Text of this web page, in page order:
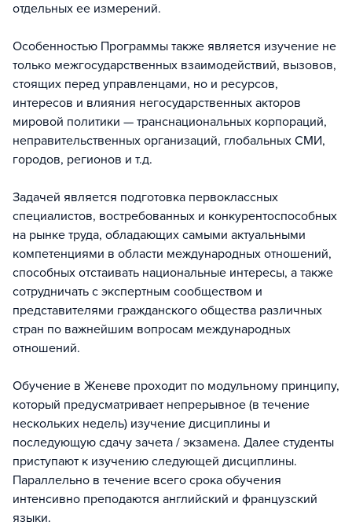
отдельных ее измерений.
Особенностью Программы также является изучение не
только межгосударственных взаимодействий, вызовов,
стоящих перед управленцами, но и ресурсов,
интересов и влияния негосударственных акторов
мировой политики — транснациональных корпораций,
неправительственных организаций, глобальных СМИ,
городов, регионов и т.д.
Задачей является подготовка первоклассных
специалистов, востребованных и конкурентоспособных
на рынке труда, обладающих самыми актуальными
компетенциями в области международных отношений,
способных отстаивать национальные интересы, а также
сотрудничать с экспертным сообществом и
представителями гражданского общества различных
стран по важнейшим вопросам международных
отношений.
Обучение в Женеве проходит по модульному принципу,
который предусматривает непрерывное (в течение
нескольких недель) изучение дисциплины и
последующую сдачу зачета / экзамена. Далее студенты
приступают к изучению следующей дисциплины.
Параллельно в течение всего срока обучения
интенсивно преподаются английский и французский
языки.